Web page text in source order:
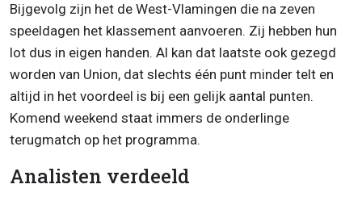
Bijgevolg zijn het de West-Vlamingen die na zeven
speeldagen het klassement aanvoeren. Zij hebben hun
lot dus in eigen handen. Al kan dat laatste ook gezegd
worden van Union, dat slechts één punt minder telt en
altijd in het voordeel is bij een gelijk aantal punten.
Komend weekend staat immers de onderlinge
terugmatch op het programma.
Analisten verdeeld